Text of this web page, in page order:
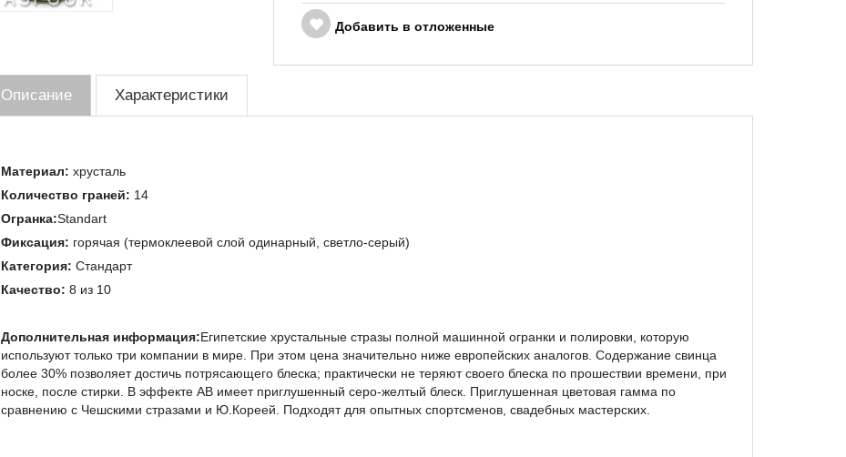
Добавить в отложенные
Описание Характеристики
Материал: хрусталь
Количество граней: 14
Огранка:Standart
Фиксация: горячая (термоклеевой слой одинарный, светло-серый)
Категория: Стандарт
Качество: 8 из 10
Дополнительная информация:Египетские хрустальные стразы полной машинной огранки и полировки, которую
используют только три компании в мире. При этом цена значительно ниже европейских аналогов. Содержание свинца
более 30% позволяет достичь потрясающего блеска; практически не теряют своего блеска по прошествии времени, при
носке, после стирки. В эффекте AB имеет приглушенный серо-желтый блеск. Приглушенная цветовая гамма по
сравнению с Чешскими стразами и Ю.Кореей. Подходят для опытных спортсменов, свадебных мастерских.